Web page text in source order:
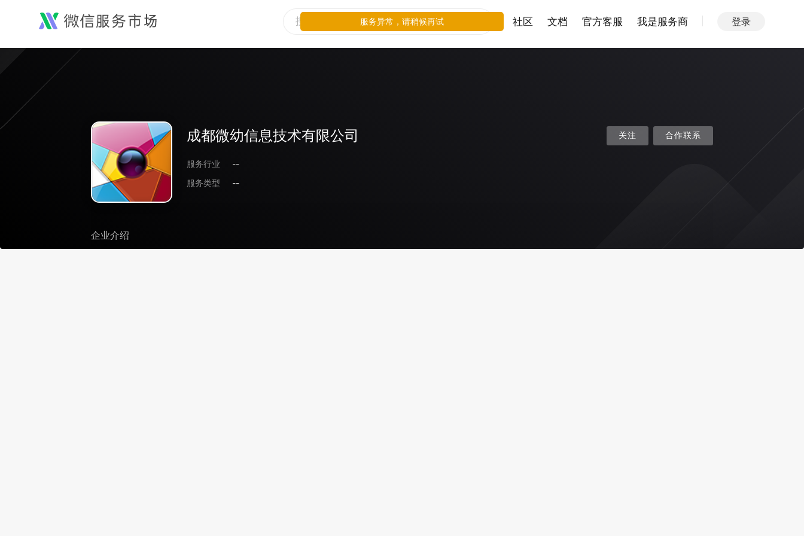
社区 文档 官方客服 我是服务商 登录
成都微幼信息技术有限公司
服务行业
--
服务类型
--
关注 合作联系
企业介绍
服务异常，请稍候再试